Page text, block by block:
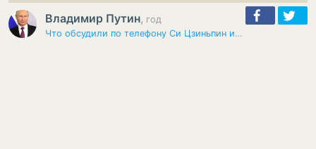
Владимир Путин, год
Что обсудили по телефону Си Цзиньпин и Владимир Путин